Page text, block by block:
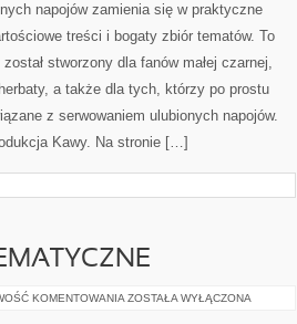
napojów zamienia się w praktyczne
treści i bogaty zbiór tematów. To
stworzony dla fanów małej czarnej,
a także dla tych, którzy po prostu
z serwowaniem ulubionych napojów.
Kawy. Na stronie […]
KOMENTOWANIA KULINARNE
ZOSTAŁA WYŁĄCZONA